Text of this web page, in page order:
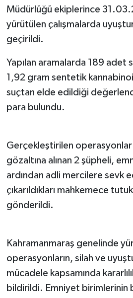
Müdürlüğü ekiplerince
yürütülen çalışmalarda
geçirildi.
Yapılan aramalarda 189 adet
1,92 gram sentetik
suçtan elde edildiği
para bulundu.
Gerçekleştirilen operasyonlar
gözaltına alınan 2 şüpheli,
ardından adli mercilere sevk
çıkarıldıkları mahkemece
gönderildi.
Kahramanmaraş genelinde
operasyonların, silah ve
mücadele kapsamında
bildirildi. Emniyet birimlerinin